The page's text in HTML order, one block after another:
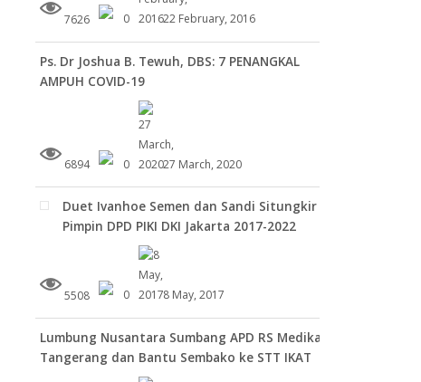
7626 0 22 February, 2016
Ps. Dr Joshua B. Tewuh, DBS: 7 PENANGKAL
AMPUH COVID-19
6894 0 27 March, 2020
Duet Ivanhoe Semen dan Sandi Situngkir
Pimpin DPD PIKI DKI Jakarta 2017-2022
5508 0 8 May, 2017
Lumbung Nusantara Sumbang APD RS Medika
Tangerang dan Bantu Sembako ke STT IKAT